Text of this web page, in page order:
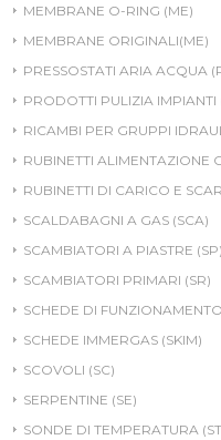
MEMBRANE O-RING (ME)
MEMBRANE ORIGINALI(ME)
PRESSOSTATI ARIA ACQUA
PRODOTTI PULIZIA IMPIANTI
RICAMBI PER GRUPPI
RUBINETTI ALIMENTAZIONE
RUBINETTI DI CARICO E
SCALDABAGNI A GAS (SCA)
SCAMBIATORI A PIASTRE (SP)
SCAMBIATORI PRIMARI (SR)
SCHEDE DI
SCHEDE IMMERGAS (SKIM)
SCOVOLI (SC)
SERPENTINE (SE)
SONDE DI TEMPERATURA